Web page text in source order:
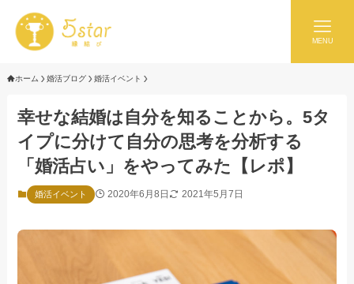
MENU
ホーム 婚活ブログ 婚活イベント
幸せな結婚は自分を知ることから。5タ
イプに分けて自分の思考を分析する
「婚活占い」をやってみた【レポ】
婚活イベント 2020年6月8日 2021年5月7日